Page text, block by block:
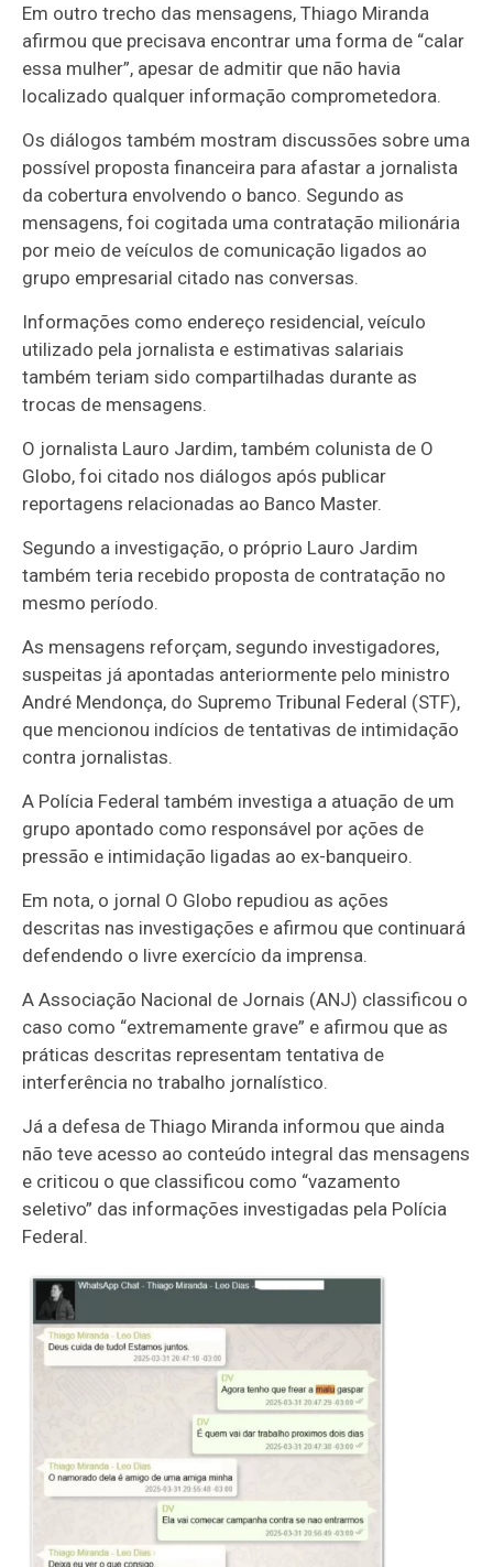
Em outro trecho das mensagens, Thiago Miranda
afirmou que precisava encontrar uma forma de “calar
essa mulher”, apesar de admitir que não havia
localizado qualquer informação comprometedora.
Os diálogos também mostram discussões sobre uma
possível proposta financeira para afastar a jornalista
da cobertura envolvendo o banco. Segundo as
mensagens, foi cogitada uma contratação milionária
por meio de veículos de comunicação ligados ao
grupo empresarial citado nas conversas.
Informações como endereço residencial, veículo
utilizado pela jornalista e estimativas salariais
também teriam sido compartilhadas durante as
trocas de mensagens.
O jornalista Lauro Jardim, também colunista de O
Globo, foi citado nos diálogos após publicar
reportagens relacionadas ao Banco Master.
Segundo a investigação, o próprio Lauro Jardim
também teria recebido proposta de contratação no
mesmo período.
As mensagens reforçam, segundo investigadores,
suspeitas já apontadas anteriormente pelo ministro
André Mendonça, do Supremo Tribunal Federal (STF),
que mencionou indícios de tentativas de intimidação
contra jornalistas.
A Polícia Federal também investiga a atuação de um
grupo apontado como responsável por ações de
pressão e intimidação ligadas ao ex-banqueiro.
Em nota, o jornal O Globo repudiou as ações
descritas nas investigações e afirmou que continuará
defendendo o livre exercício da imprensa.
A Associação Nacional de Jornais (ANJ) classificou o
caso como “extremamente grave” e afirmou que as
práticas descritas representam tentativa de
interferência no trabalho jornalístico.
Já a defesa de Thiago Miranda informou que ainda
não teve acesso ao conteúdo integral das mensagens
e criticou o que classificou como “vazamento
seletivo” das informações investigadas pela Polícia
Federal.